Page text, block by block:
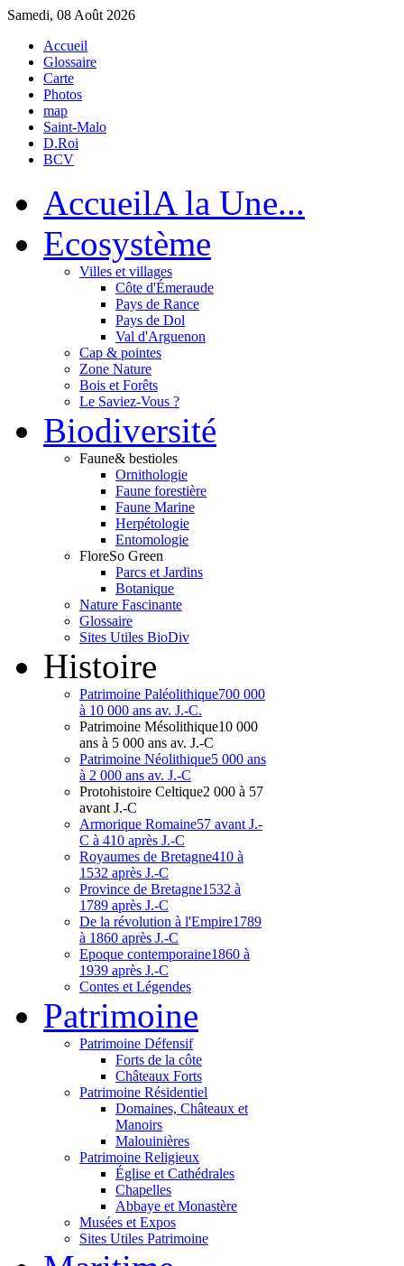
Samedi, 08 Août 2026
Accueil
Glossaire
Carte
Photos
map
Saint-Malo
D.Roi
BCV
AccueilA la Une...
Ecosystème
Villes et villages
Côte d'Émeraude
Pays de Rance
Pays de Dol
Val d'Arguenon
Cap & pointes
Zone Nature
Bois et Forêts
Le Saviez-Vous ?
Biodiversité
Faune& bestioles
Ornithologie
Faune forestière
Faune Marine
Herpétologie
Entomologie
FloreSo Green
Parcs et Jardins
Botanique
Nature Fascinante
Glossaire
Sites Utiles BioDiv
Histoire
Patrimoine Paléolithique700 000
à 10 000 ans av. J.-C.
Patrimoine Mésolithique10 000
ans à 5 000 ans av. J.-C
Patrimoine Néolithique5 000 ans
à 2 000 ans av. J.-C
Protohistoire Celtique2 000 à 57
avant J.-C
Armorique Romaine57 avant J.-
C à 410 après J.-C
Royaumes de Bretagne410 à
1532 après J.-C
Province de Bretagne1532 à
1789 après J.-C
De la révolution à l'Empire1789
à 1860 après J.-C
Epoque contemporaine1860 à
1939 après J.-C
Contes et Légendes
Patrimoine
Patrimoine Défensif
Forts de la côte
Châteaux Forts
Patrimoine Résidentiel
Domaines, Châteaux et
Manoirs
Malouinières
Patrimoine Religieux
Église et Cathédrales
Chapelles
Abbaye et Monastère
Musées et Expos
Sites Utiles Patrimoine